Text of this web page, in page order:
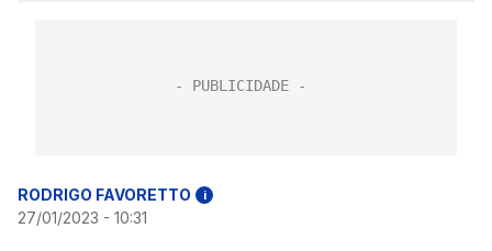
RODRIGO FAVORETTO i
27/01/2023 - 10:31